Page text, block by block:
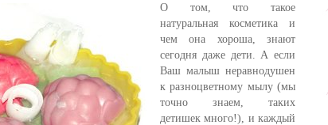
О том, что такое
натуральная косметика и
чем она хороша, знают
сегодня даже дети. А если
Ваш малыш неравнодушен
к разноцветному мылу (мы
точно знаем, таких
детишек много!), и каждый